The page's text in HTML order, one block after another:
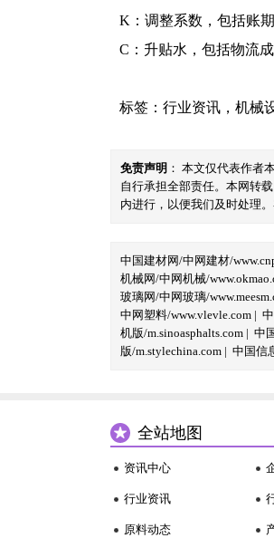
K：调整系数，包括账期
C：升贴水，包括物流
标签： 行业资讯 ， 机械
免责声明 ： 本文仅代表作者
自行承担全部责任。本网转
内进行，以便我们及时处理
中国建材网/中网建材/
机械网/中网机械/
玻璃网/中网玻璃/
中网塑料/www.vlevle.com |
机版/m.sinoasphalts.com | 中
版/m.stylechina.com | 中国信
全站地图
资讯中心
行业资讯
原料动态